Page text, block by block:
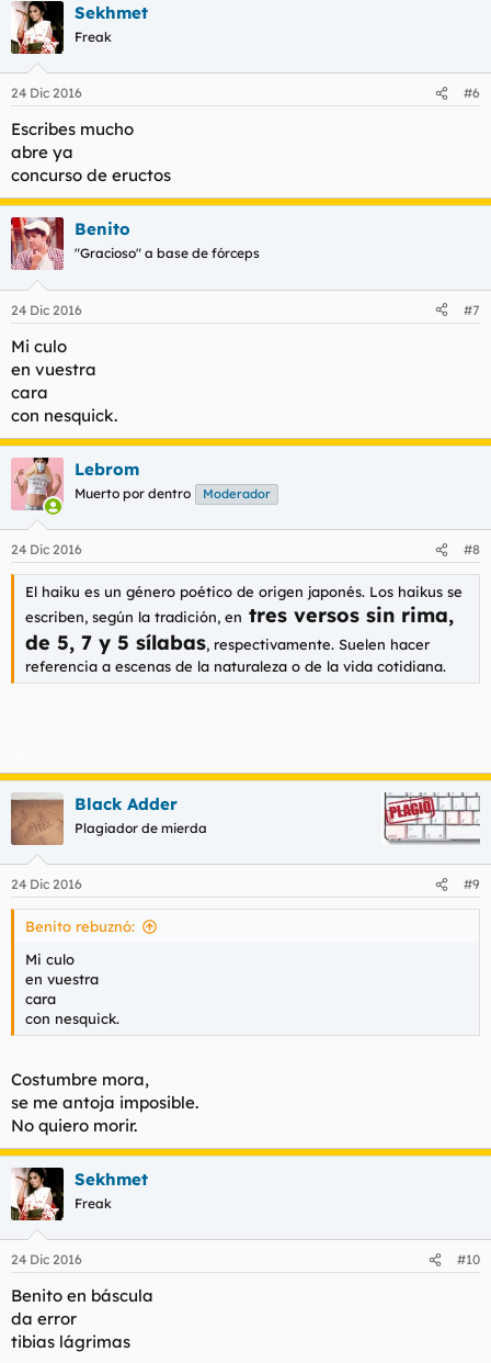
Sekhmet
Freak
24 Dic 2016 #6
Escribes mucho
abre ya
concurso de eructos
Benito
"Gracioso" a base de fórceps
24 Dic 2016 #7
Mi culo
en vuestra
cara
con nesquick.
Lebrom
Muerto por dentro Moderador
24 Dic 2016 #8
El haiku es un género poético de origen japonés. Los haikus se
escriben, según la tradición, en tres versos sin rima,
de 5, 7 y 5 sílabas, respectivamente. Suelen hacer
referencia a escenas de la naturaleza o de la vida cotidiana.
Black Adder
Plagiador de mierda
24 Dic 2016 #9
Benito rebuznó:
Mi culo
en vuestra
cara
con nesquick.
Costumbre mora,
se me antoja imposible.
No quiero morir.
Sekhmet
Freak
24 Dic 2016 #10
Benito en báscula
da error
tibias lágrimas